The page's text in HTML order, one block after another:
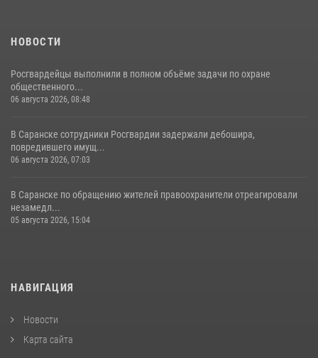
НОВОСТИ
Росгвардейцы выполнили в полном объёме задачи по охране
общественного...
06 августа 2026, 08:48
В Саранске сотрудники Росгвардии задержали дебошира,
повредившего имущ...
06 августа 2026, 07:03
В Саранске по обращению жителей правоохранители отреагировали
незамедл...
05 августа 2026, 15:04
НАВИГАЦИЯ
Новости
Карта сайта